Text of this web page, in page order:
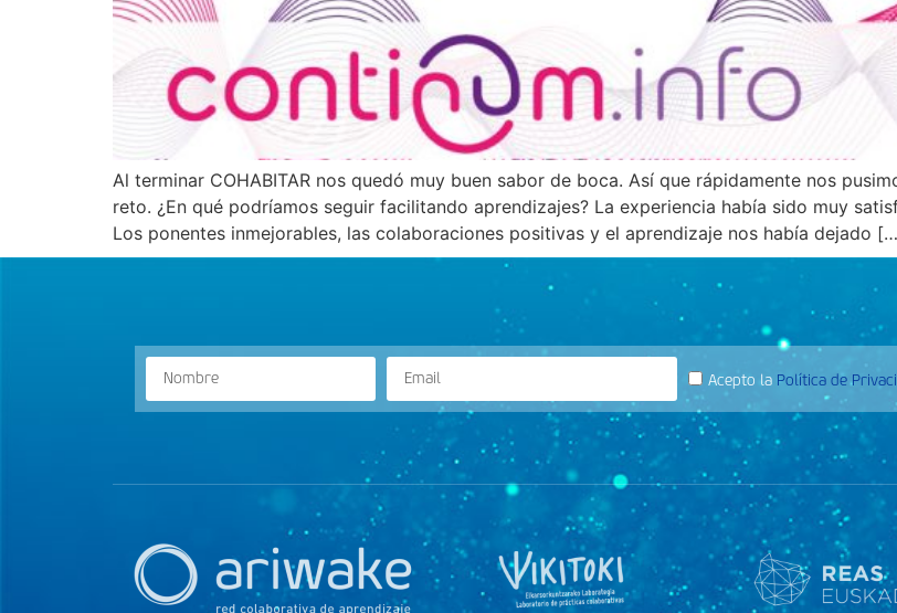
Al terminar COHABITAR nos quedó muy buen sabor de boca. Así que rápidamente nos
reto. ¿En qué podríamos seguir facilitando aprendizajes? La experiencia había sido muy
Los ponentes inmejorables, las colaboraciones positivas y el aprendizaje nos había dejado
Acepto la Política de